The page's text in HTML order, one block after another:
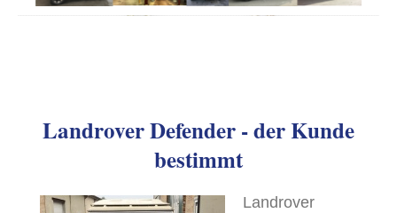
Landrover Defender - der Kunde
bestimmt
Landrover